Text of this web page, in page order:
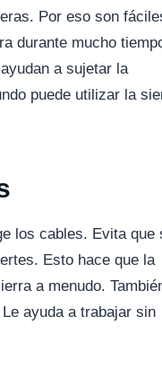
Por eso son
durante mucho
a sujetar la
puede utilizar la
los cables. Evita que
Esto hace que la
a menudo.
ayuda a trabajar sin